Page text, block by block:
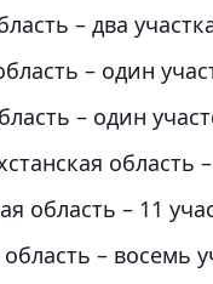
– два
– один
– один
область
область – 11
– восемь